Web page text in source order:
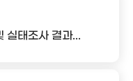
실태조사 결과...